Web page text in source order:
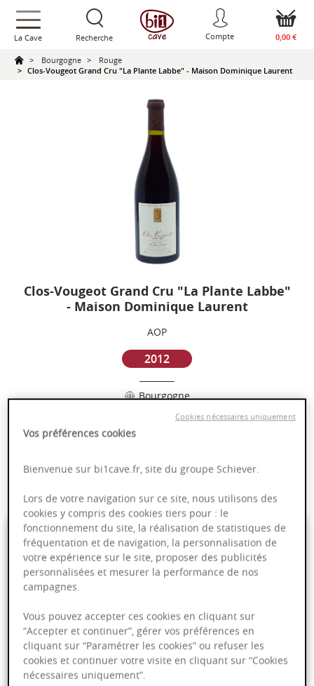
text.skipToContent
text.skipToNavigation
La Cave Recherche Compte 0,00 €
Bourgogne
Rouge
Clos-Vougeot Grand Cru "La Plante Labbe" - Maison Dominique Laurent
Clos-Vougeot Grand Cru "La Plante Labbe"
- Maison Dominique Laurent
AOP
2012
Bourgogne
Puissant
Epicé
185,00 €
75cl- soit 246,67 €/ L
Ajouter au panier
Vos préférences cookies
Bienvenue sur bi1cave.fr, site du groupe Schiever.
Lors de votre navigation sur ce site, nous utilisons des
cookies y compris des cookies tiers pour : le
fonctionnement du site, la réalisation de statistiques de
fréquentation et de navigation, la personnalisation de
votre expérience sur le site, proposer des publicités
personnalisées et mesurer la performance de nos
campagnes.
Vous pouvez accepter ces cookies en cliquant sur
“Accepter et continuer”, gérer vos préférences en
cliquant sur “Paramétrer les cookies” ou refuser les
cookies et continuer votre visite en cliquant sur “Cookies
nécessaires uniquement”.
Cookies nécessaires uniquement